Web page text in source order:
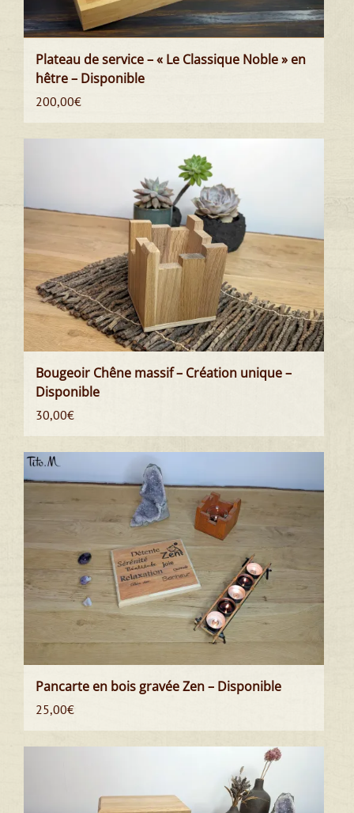
Plateau de service – « Le Classique Noble » en
hêtre – Disponible
200,00€
Bougeoir Chêne massif – Création unique –
Disponible
30,00€
Pancarte en bois gravée Zen – Disponible
25,00€